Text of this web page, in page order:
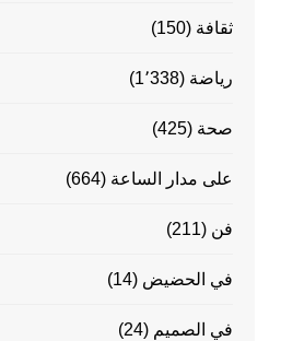
ثقافة (150)
رياضة (1٬338)
صحة (425)
على مدار الساعة (664)
فن (211)
في الحضيض (14)
في الصميم (24)